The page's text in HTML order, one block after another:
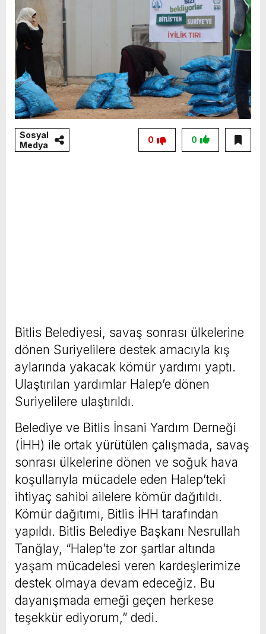
Sosyal
Medya
0
0
Bitlis Belediyesi, savaş sonrası ülkelerine
dönen Suriyelilere destek amacıyla kış
aylarında yakacak kömür yardımı yaptı.
Ulaştırılan yardımlar Halep’e dönen
Suriyelilere ulaştırıldı.
Belediye ve Bitlis İnsani Yardım Derneği
(İHH) ile ortak yürütülen çalışmada, savaş
sonrası ülkelerine dönen ve soğuk hava
koşullarıyla mücadele eden Halep’teki
ihtiyaç sahibi ailelere kömür dağıtıldı.
Kömür dağıtımı, Bitlis İHH tarafından
yapıldı. Bitlis Belediye Başkanı Nesrullah
Tanğlay, “Halep’te zor şartlar altında
yaşam mücadelesi veren kardeşlerimize
destek olmaya devam edeceğiz. Bu
dayanışmada emeği geçen herkese
teşekkür ediyorum,” dedi.